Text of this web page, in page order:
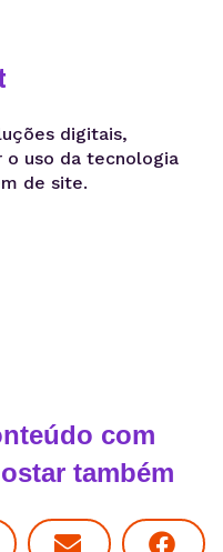
digitais,
uso da tecnologia
de site.
com
também